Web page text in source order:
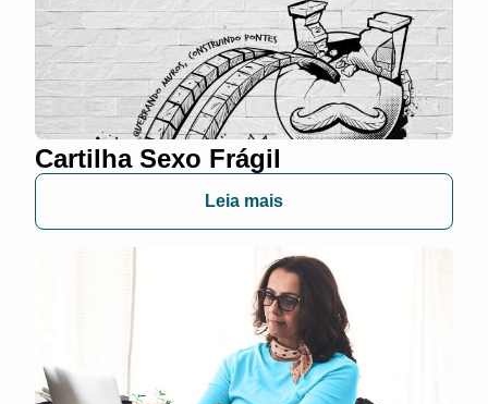
Cartilha Sexo Frágil
Leia mais